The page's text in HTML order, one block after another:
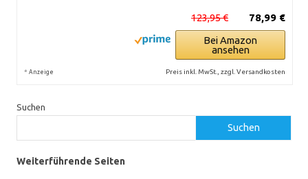
78,99 €
123,95 €
Bei Amazon
ansehen
* Anzeige Preis inkl. MwSt., zzgl. Versandkosten
Suchen
Suchen
Weiterführende Seiten